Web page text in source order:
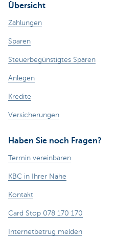
Übersicht
Zahlungen
Sparen
Steuerbegünstigtes Sparen
Anlegen
Kredite
Versicherungen
Haben Sie noch Fragen?
Termin vereinbaren
KBC in Ihrer Nähe
Kontakt
Card Stop 078 170 170
Internetbetrug melden